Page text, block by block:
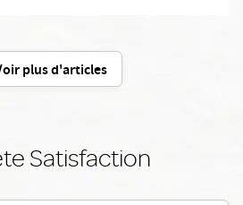
plus d'articles
Satisfaction